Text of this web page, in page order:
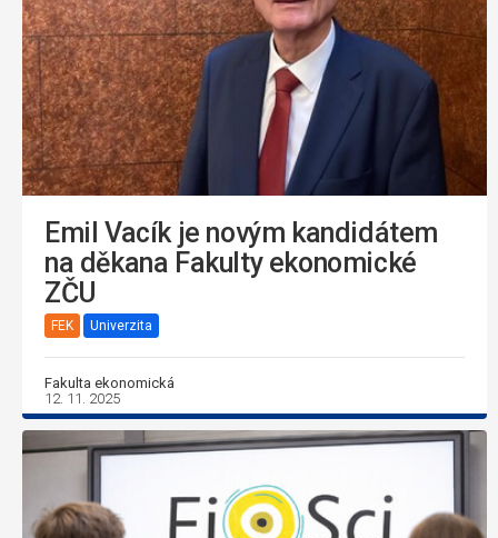
Emil Vacík je novým kandidátem
na děkana Fakulty ekonomické
ZČU
FEK Univerzita
Fakulta ekonomická
12. 11. 2025